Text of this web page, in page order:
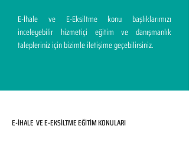
E-İhale ve E-Eksiltme konu başlıklarımızı
inceleyebilir hizmetiçi eğitim ve danışmanlık
talepleriniz için bizimle iletişime geçebilirsiniz.
E-İHALE VE E-EKSİLTME EĞİTİM KONULARI​